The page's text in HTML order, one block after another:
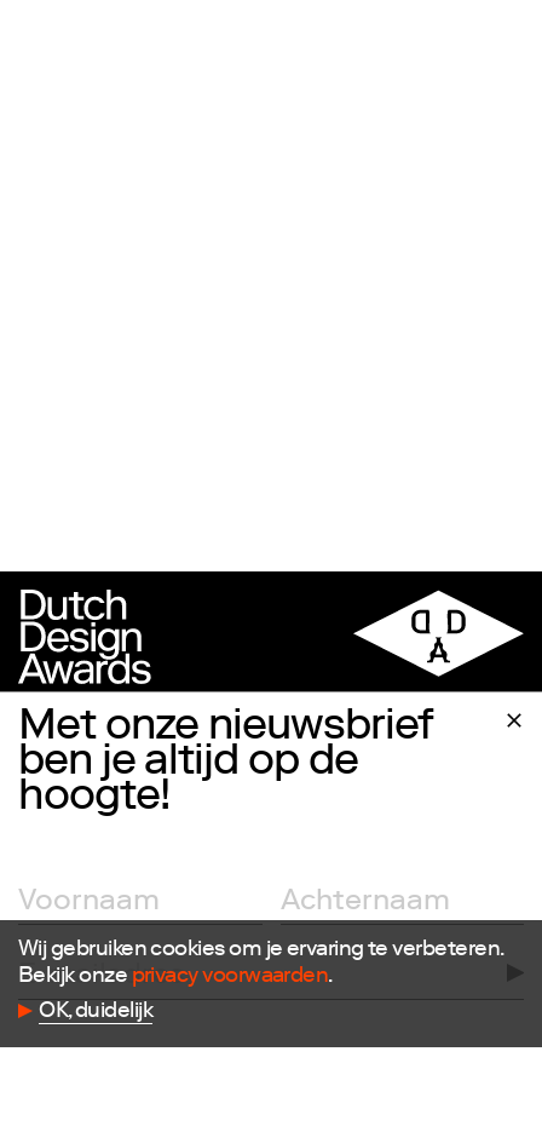
Wij gebruiken cookies om je ervaring te verbeteren.
Bekijk onze privacy voorwaarden.
OK, duidelijk
Volg ons
Instagram
Twitter
LinkedIn
Flickr
Vimeo
Met onze nieuwsbrief
ben je altijd op de
hoogte!